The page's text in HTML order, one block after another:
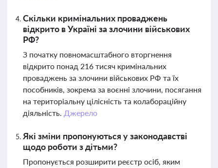
Скільки кримінальних проваджень
відкрито в Україні за злочини військових
РФ?
З початку повномасштабного вторгнення
відкрито понад 216 тисяч кримінальних
проваджень за злочини військових РФ та їх
пособників, зокрема за воєнні злочини, посягання
на територіальну цілісність та колабораційну
діяльність. Джерело
Які зміни пропонуються у законодавстві
щодо роботи з дітьми?
Пропонується розширити реєстр осіб, яким